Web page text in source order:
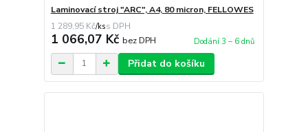
Laminovací stroj "ARC", A4, 80 micron, FELLOWES
1 289,95 Kč/ks
1 066,07 Kč bez DPH Dodání 3 – 6 dnů
Přidat do košíku